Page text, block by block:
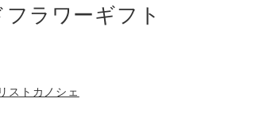
ラワーギフト
ストカノシェ